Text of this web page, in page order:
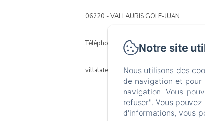
06220 - VALLAURIS GOLF-JUAN
Téléphone: +33 681445034
villalaterredeslauriers@outlook.fr
Notre site
Nous utilisons des
de navigation et
navigation. Vous
refuser". Vous
d'informations, vous